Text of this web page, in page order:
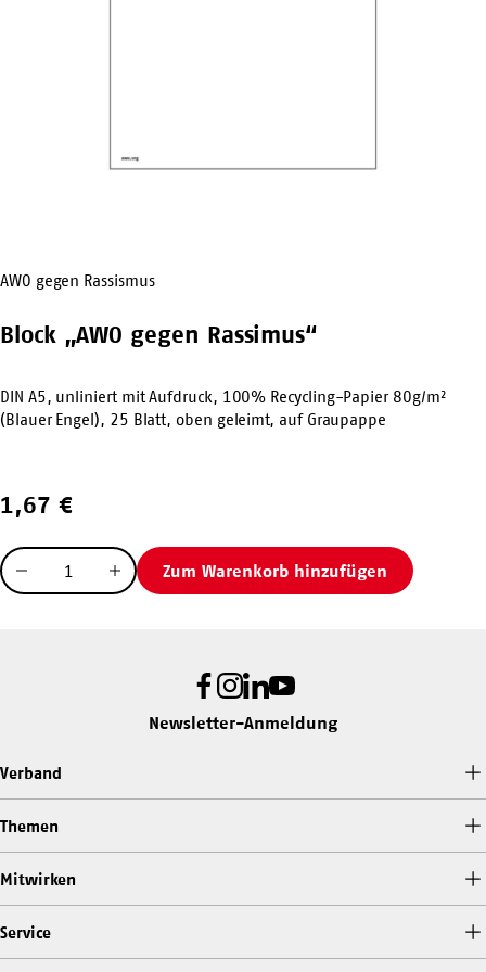
Block „AWO gegen Rassimus“
AWO gegen Rassismus
DIN A5, unliniert mit Aufdruck, 100% Recycling-Papier 80g/m²
(Blauer Engel), 25 Blatt, oben geleimt, auf Graupappe
1,67 €
Menge
verringern
Menge
Menge
erhöhen
Zum Warenkorb hinzufügen
Facebook
Instagram
LinkedIn
Youtube
Newsletter-Anmeldung
Verband
Themen
Mitwirken
Service